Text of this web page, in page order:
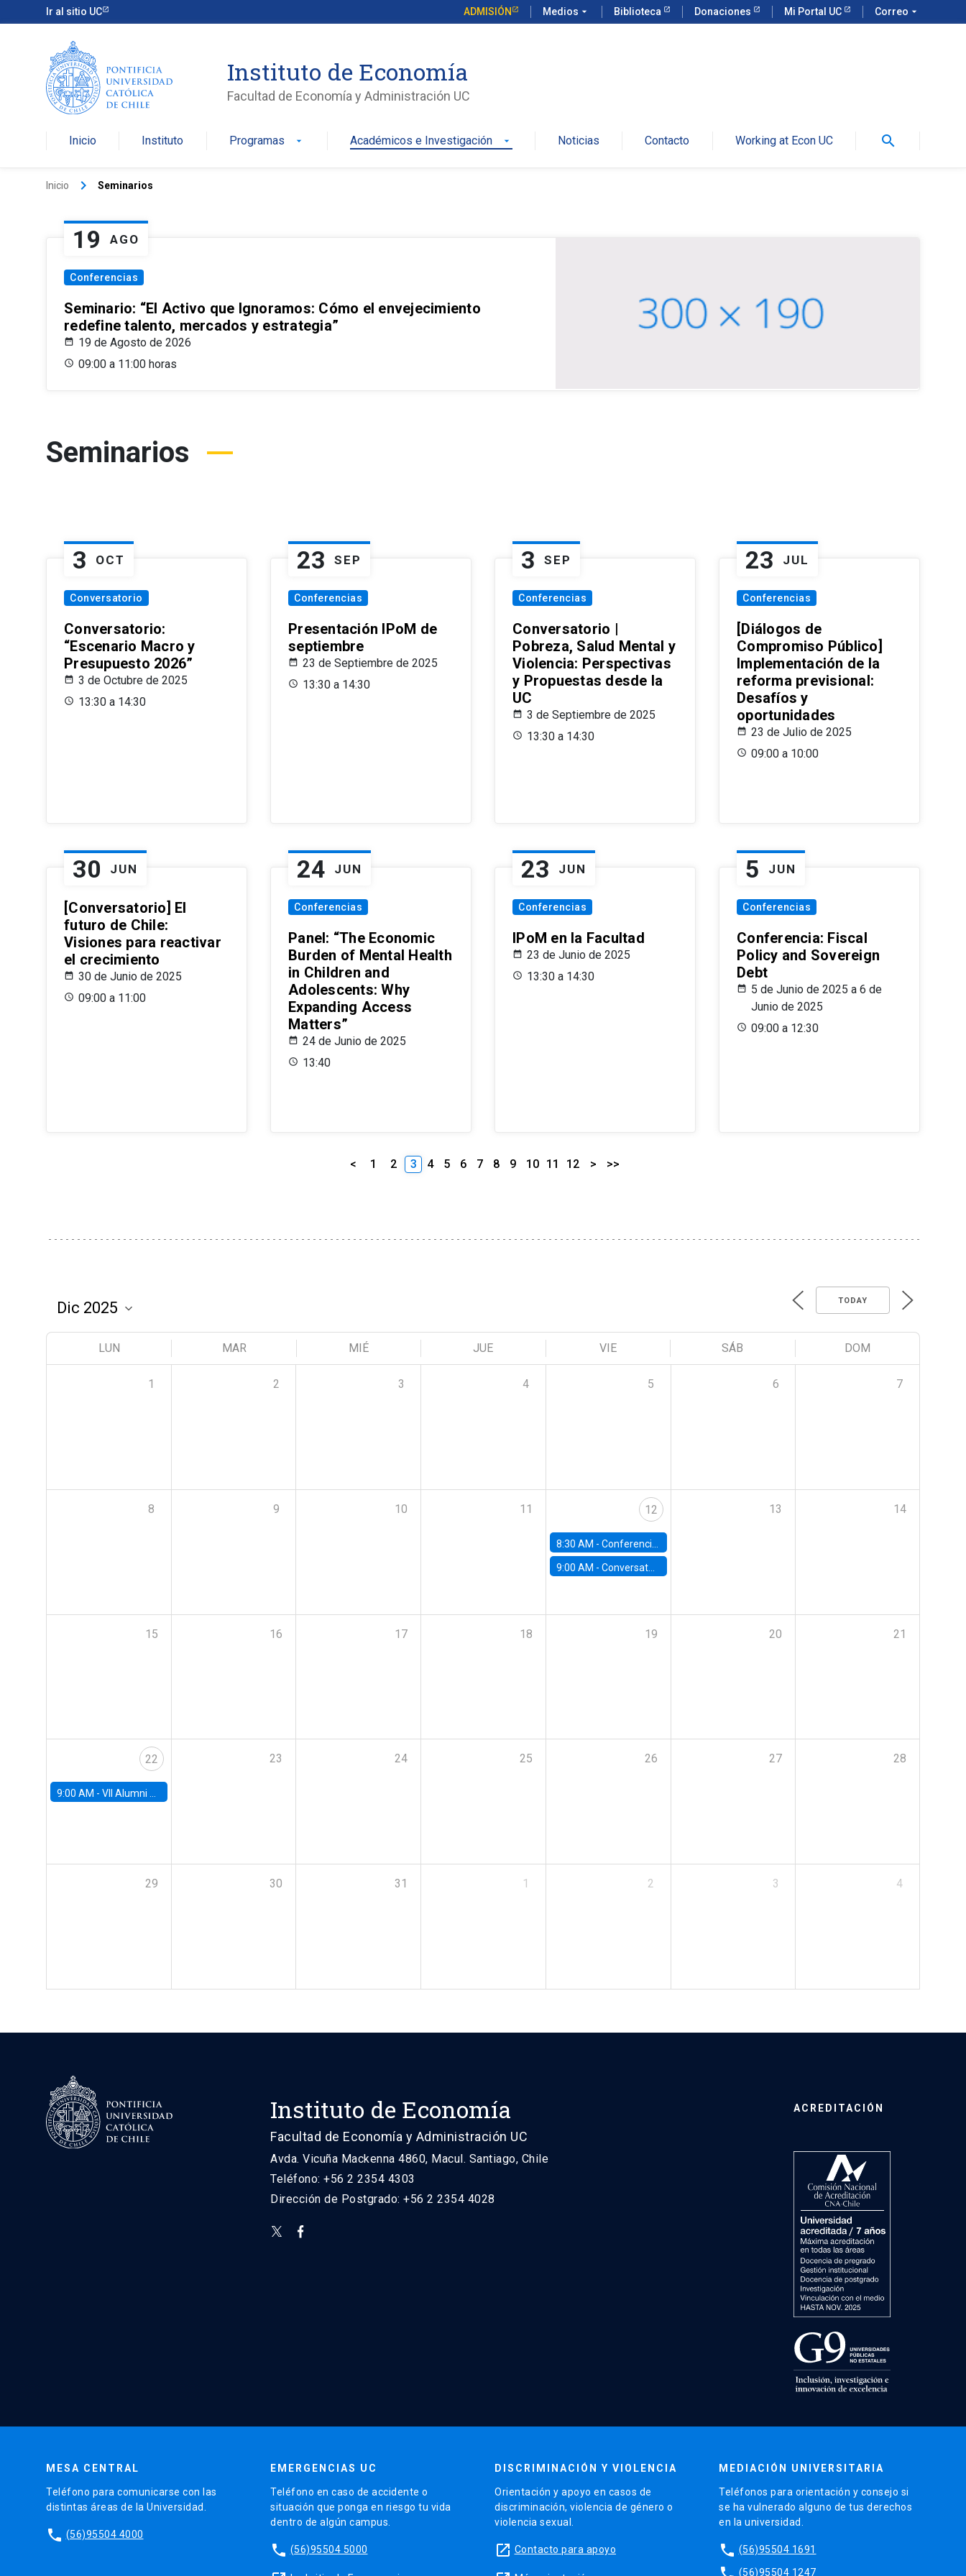
Ir al sitio UC ADMISIÓN Medios arrow_drop_down Biblioteca Donaciones Mi Portal UC Correo arrow_drop_down
Instituto de Economía
Facultad de Economía y Administración UC
Inicio Instituto Programas arrow_drop_down Académicos e Investigación arrow_drop_down Noticias Contacto Working at Econ UC search
Inicio keyboard_arrow_right Seminarios
19 AGO
Conferencias
Seminario: “El Activo que Ignoramos: Cómo el envejecimiento
redefine talento, mercados y estrategia”
19 de Agosto de 2026
09:00 a 11:00 horas
Seminarios
3 OCT
Conversatorio
Conversatorio:
“Escenario Macro y
Presupuesto 2026”
3 de Octubre de 2025
13:30 a 14:30
23 SEP
Conferencias
Presentación IPoM de
septiembre
23 de Septiembre de 2025
13:30 a 14:30
3 SEP
Conferencias
Conversatorio |
Pobreza, Salud Mental y
Violencia: Perspectivas
y Propuestas desde la
UC
3 de Septiembre de 2025
13:30 a 14:30
23 JUL
Conferencias
[Diálogos de
Compromiso Público]
Implementación de la
reforma previsional:
Desafíos y
oportunidades
23 de Julio de 2025
09:00 a 10:00
30 JUN
[Conversatorio] El
futuro de Chile:
Visiones para reactivar
el crecimiento
30 de Junio de 2025
09:00 a 11:00
24 JUN
Conferencias
Panel: “The Economic
Burden of Mental Health
in Children and
Adolescents: Why
Expanding Access
Matters”
24 de Junio de 2025
13:40
23 JUN
Conferencias
IPoM en la Facultad
23 de Junio de 2025
13:30 a 14:30
5 JUN
Conferencias
Conferencia: Fiscal
Policy and Sovereign
Debt
5 de Junio de 2025 a 6 de
Junio de 2025
09:00 a 12:30
< 1 2 3 4 5 6 7 8 9 10 11 12 > >>
TODAY
LUN MAR MIÉ JUE VIE SÁB DOM
1 2 3 4 5 6 7
8 9 10 11 12
8:30 AM - Conferencia | IX Annual Santiago Macro Workshop
9:00 AM - Conversatorio | Avances en estudios de competencia en mercados financieros
13 14
15 16 17 18 19 20 21
22
9:00 AM - VII Alumni Workshop
23 24 25 26 27 28
29 30 31 1 2 3 4
Instituto de Economía
Facultad de Economía y Administración UC
Avda. Vicuña Mackenna 4860, Macul. Santiago, Chile
Teléfono: +56 2 2354 4303
Dirección de Postgrado: +56 2 2354 4028
ACREDITACIÓN
MESA CENTRAL
Teléfono para comunicarse con las
distintas áreas de la Universidad.
phone (56)95504 4000
EMERGENCIAS UC
Teléfono en caso de accidente o
situación que ponga en riesgo tu vida
dentro de algún campus.
phone (56)95504 5000
DISCRIMINACIÓN Y VIOLENCIA
Orientación y apoyo en casos de
discriminación, violencia de género o
violencia sexual.
launch Contacto para apoyo
MEDIACIÓN UNIVERSITARIA
Teléfonos para orientación y consejo si
se ha vulnerado alguno de tus derechos
en la universidad.
phone (56)95504 1691
(56)95504 1247